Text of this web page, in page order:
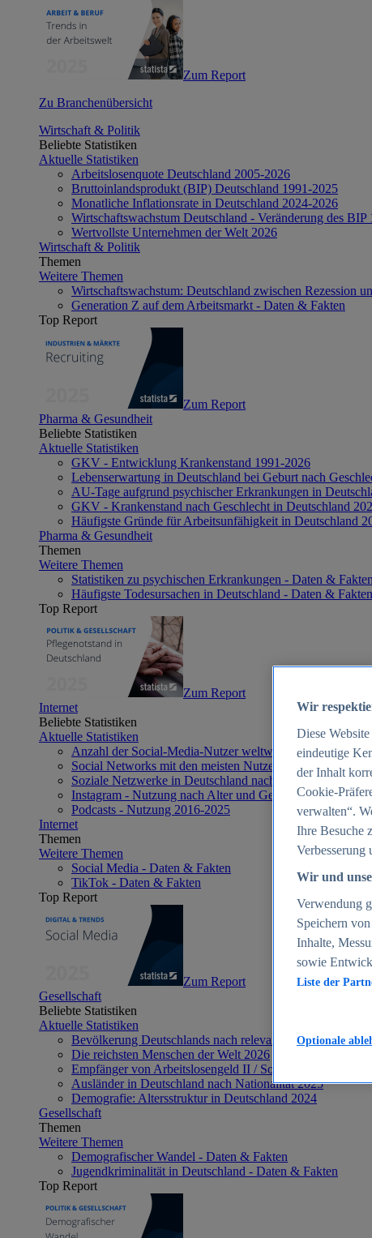
Zum Report
Zu Branchenübersicht
Wirtschaft & Politik
Beliebte Statistiken
Aktuelle Statistiken
Arbeitslosenquote Deutschland 2005-2026
Bruttoinlandsprodukt (BIP) Deutschland 1991-2025
Monatliche Inflationsrate in Deutschland 2024-2026
Wirtschaftswachstum Deutschland - Veränderung des BIP
Wertvollste Unternehmen der Welt 2026
Wirtschaft & Politik
Themen
Weitere Themen
Wirtschaftswachstum: Deutschland zwischen Rezession
Generation Z auf dem Arbeitsmarkt - Daten & Fakten
Top Report
Zum Report
Pharma & Gesundheit
Beliebte Statistiken
Aktuelle Statistiken
GKV - Entwicklung Krankenstand 1991-2026
Lebenserwartung in Deutschland bei Geburt nach
AU-Tage aufgrund psychischer Erkrankungen in
GKV - Krankenstand nach Geschlecht in Deutschland
Häufigste Gründe für Arbeitsunfähigkeit in Deutschland
Pharma & Gesundheit
Themen
Weitere Themen
Statistiken zu psychischen Erkrankungen - Daten & Fakten
Häufigste Todesursachen in Deutschland - Daten & Fakten
Top Report
Zum Report
Internet
Beliebte Statistiken
Aktuelle Statistiken
Anzahl der Social-Media-Nutzer weltweit 2012-2025
Social Networks mit den meisten Nutzern weltweit 2025
Soziale Netzwerke in Deutschland nach Generationen
Instagram - Nutzung nach Alter und Geschlecht in
Podcasts - Nutzung 2016-2025
Internet
Themen
Weitere Themen
Social Media - Daten & Fakten
TikTok - Daten & Fakten
Top Report
Zum Report
Gesellschaft
Beliebte Statistiken
Aktuelle Statistiken
Bevölkerung Deutschlands nach relevanten Altersgruppen
Die reichsten Menschen der Welt 2026
Empfänger von Arbeitslosengeld II / Sozialgeld /
Ausländer in Deutschland nach Nationalität 2025
Demografie: Altersstruktur in Deutschland 2024
Gesellschaft
Themen
Weitere Themen
Demografischer Wandel - Daten & Fakten
Jugendkriminalität in Deutschland - Daten & Fakten
Top Report
Wir
Diese
eindeutige
der Inhalt
Cookie-
verwalten“.
Ihre Besuche
Verbesserung
Wir und
Verwendung
Speichern
Inhalte,
sowie
Liste der
Optionale